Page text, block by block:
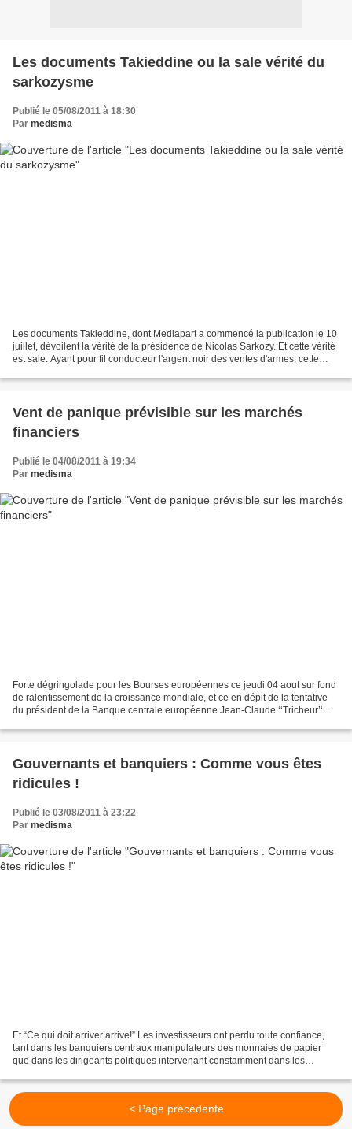
Les documents Takieddine ou la sale vérité du
sarkozysme
Publié le 05/08/2011 à 18:30
Par medisma
Les documents Takieddine, dont Mediapart a commencé la publication le 10
juillet, dévoilent la vérité de la présidence de Nicolas Sarkozy. Et cette vérité
est sale. Ayant pour fil conducteur l'argent noir des ventes d'armes, cette
Vent de panique prévisible sur les marchés
financiers
Publié le 04/08/2011 à 19:34
Par medisma
Forte dégringolade pour les Bourses européennes ce jeudi 04 aout sur fond
de ralentissement de la croissance mondiale, et ce en dépit de la tentative
du président de la Banque centrale européenne Jean-Claude ‘‘Tricheur’‘
Gouvernants et banquiers : Comme vous êtes
ridicules !
Publié le 03/08/2011 à 23:22
Par medisma
Et “Ce qui doit arriver arrive!” Les investisseurs ont perdu toute confiance,
tant dans les banquiers centraux manipulateurs des monnaies de papier
que dans les dirigeants politiques intervenant constamment dans les
< Page précédente